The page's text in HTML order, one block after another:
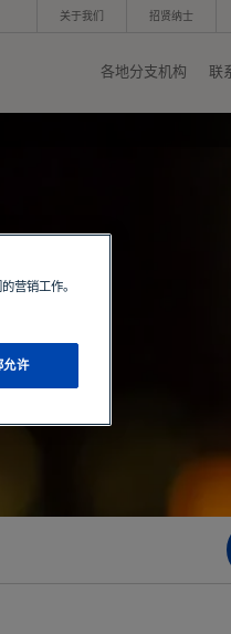
关于我们 招贤纳士
各地分支机构 联
营销工作。
允许